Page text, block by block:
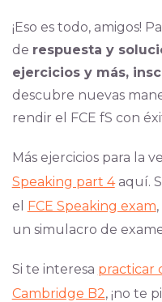
¡Eso es todo, amigos!
de respuesta y
ejercicios y más,
descubre nuevas
rendir el FCE fS con
Más ejercicios para la
Speaking part 4aquí.
el FCE Speaking exam
un simulacro de
Si te interesa practicar
Cambridge B2, ¡no te